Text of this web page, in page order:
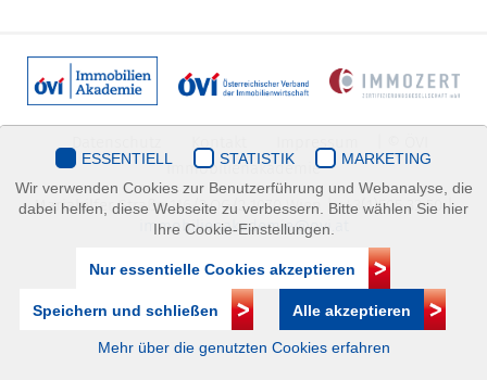
Immobilienakademie
Mariahilfer Straße 116/2.OG/2 1070 Wien | +43(1)505 32 50 |
immobilienakademie@ovi.at
ESSENTIELL STATISTIK
MARKETING
Wir verwenden Cookies zur Benutzerführung und Webanalyse, die
dabei helfen, diese Webseite zu verbessern. Bitte wählen Sie hier
Ihre Cookie-Einstellungen.
Nur essentielle Cookies akzeptieren
Speichern und schließen Alle akzeptieren
Mehr über die genutzten Cookies erfahren